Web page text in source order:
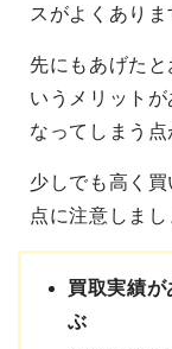
スがよくありま
先にもあげた
いうメリットが
なってしまう点
少しでも高く
点に注意しまし
買取実績
ぶ